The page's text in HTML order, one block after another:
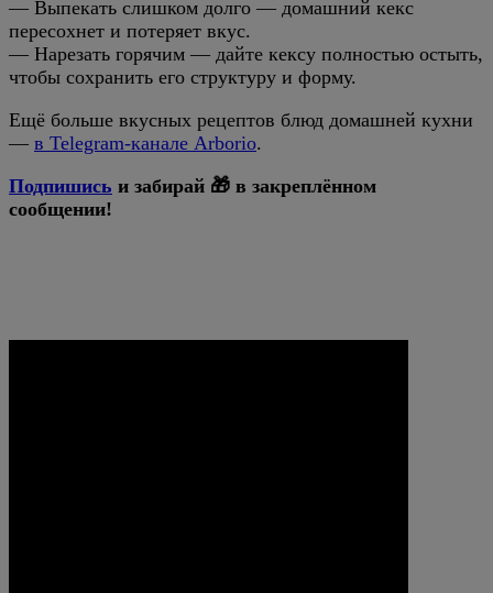
— Выпекать слишком долго — домашний кекс
пересохнет и потеряет вкус.
— Нарезать горячим — дайте кексу полностью остыть,
чтобы сохранить его структуру и форму.
Ещё больше вкусных рецептов блюд домашней кухни
— в Telegram-канале Arborio.
Подпишись и забирай 🎁 в закреплённом
сообщении!